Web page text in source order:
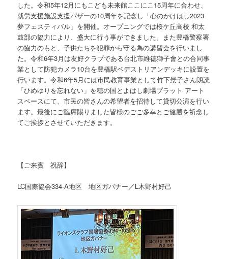
した。令和5年12月にもこども未来館ここにこ15周年に合わせ、
就労支援施設支援バザーの10周年を記念し「心のかけはし2023
夢フェスティバル」を開催。オープニングでは桜ケ丘高校 和太
鼓部の協力により、盛大に行う事ができました。また豊橋警察署
の協力のもと、子供たちを犯罪から守る為の講習会を行いまし
た。令和6年3月は友好クラブである台北市維德獅子會との合同事
業として防犯カメラ10台を豊橋駅ペデストリアンデッキに設置を
行います。令和6年5月には市民教育事業として竹下景子さん朗読
「ひめゆりを忘れない」を穂の国とよはし劇場プラット アート
スペースにて、市民の皆さんの希望者を招待して貸切公演を行い
ます。最後にご臨席賜りました皆様のごご多幸とご健勝を祈念し
てご挨拶とさせていただきます。
【ご来賓 祝辞】
LC国際協会334-A地区 地区ガバナー／L木野村好己